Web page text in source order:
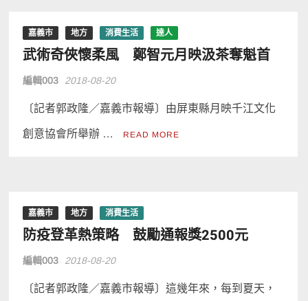
嘉義市 地方 消費生活 達人
武術奇俠懷柔風 鄭智元月映汲茶奪魁首
編輯003 2018-08-20
〔記者郭政隆／嘉義市報導〕由屏東縣月映千江文化
創意協會所舉辦 … READ MORE
嘉義市 地方 消費生活
防疫登革熱策略 鼓勵通報獎2500元
編輯003 2018-08-20
〔記者郭政隆／嘉義市報導〕這幾年來，每到夏天，